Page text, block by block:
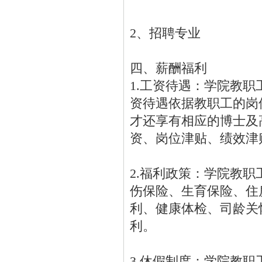
2、招聘专业
四、薪酬福利
1.工资待遇：学院教
资待遇依据教职工的
才还享有相应的博士
资、岗位津贴、绩效
2.福利政策：学院教
伤保险、生育保险、
利、健康体检、司龄
利。